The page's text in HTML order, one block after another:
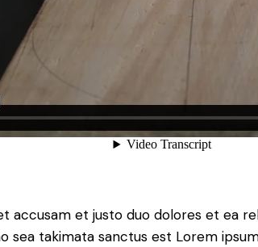
accusam et justo duo dolores et ea
sea takimata sanctus est Lorem